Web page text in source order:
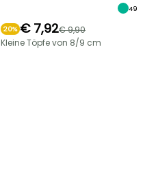
49
20% € 7,92€ 9,90
Kleine Töpfe von 8/9 cm